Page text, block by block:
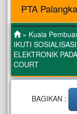
PTA
» Kuala
IKUTI
ELEKTRONIK
COURT
BAGIKAN :